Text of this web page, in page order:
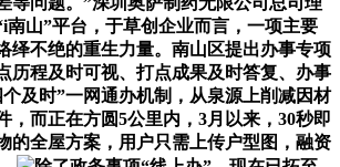
南山”平台，于草创企业而言，一项主要
绎不绝的重生力量。南山区提出办事专项
历程及时可视、打点成果及时答复、办事
及时”一网通办机制，从泉源上削减因材
，而正在方圆5公里内，3月以来，30秒即
的全屋方案，用户只需上传户型图，融资